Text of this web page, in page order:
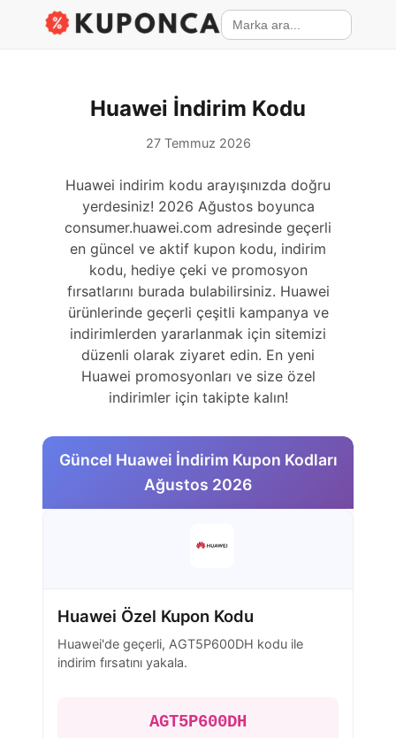
Huawei İndirim Kodu
27 Temmuz 2026
Huawei indirim kodu arayışınızda doğru
yerdesiniz! 2026 Ağustos boyunca
consumer.huawei.com adresinde geçerli
en güncel ve aktif kupon kodu, indirim
kodu, hediye çeki ve promosyon
fırsatlarını burada bulabilirsiniz. Huawei
ürünlerinde geçerli çeşitli kampanya ve
indirimlerden yararlanmak için sitemizi
düzenli olarak ziyaret edin. En yeni
Huawei promosyonları ve size özel
indirimler için takipte kalın!
Güncel Huawei İndirim Kupon Kodları
Ağustos 2026
Huawei Özel Kupon Kodu
Huawei'de geçerli, AGT5P600DH kodu ile
indirim fırsatını yakala.
AGT5P600DH